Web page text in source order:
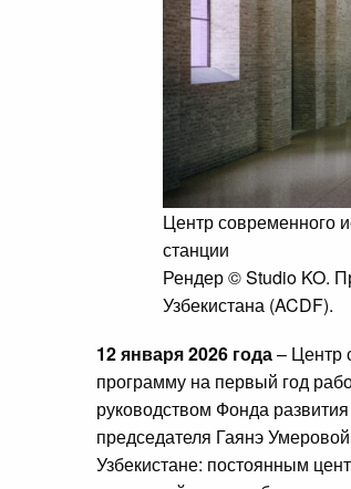
Центр современного
станции
Рендер © Studio KO.
Узбекистана (ACDF).
12 января 2026 года– Центр
программу на первый год
руководством Фонда
председателя Гаянэ
Узбекистане: постоянным